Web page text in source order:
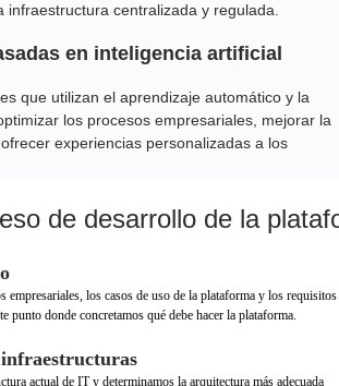
infraestructura centralizada y regulada.
en inteligencia artificial
que utilizan el aprendizaje automático y la
los procesos empresariales, mejorar la
experiencias personalizadas a los
de desarrollo de la
empresariales, los casos de uso de la plataforma y los requisitos
punto donde concretamos qué debe hacer la plataforma.
actual de IT y determinamos la arquitectura más adecuada